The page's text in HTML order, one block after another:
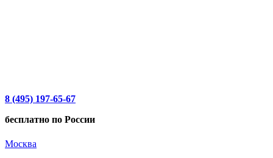
8 (495) 197-65-67
бесплатно по России
Москва